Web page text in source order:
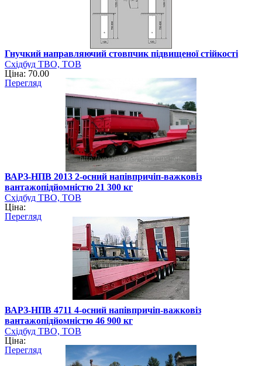
Гнучкий направляючий стовпчик підвищеної стійкості
Східбуд ТВО, ТОВ
Ціна: 70.00
Перегляд
ВАРЗ-НПВ 2013 2-осний напівпричіп-важковіз
вантажопідйомністю 21 300 кг
Східбуд ТВО, ТОВ
Ціна:
Перегляд
ВАРЗ-НПВ 4711 4-осний напівпричіп-важковіз
вантажопідйомністю 46 900 кг
Східбуд ТВО, ТОВ
Ціна:
Перегляд